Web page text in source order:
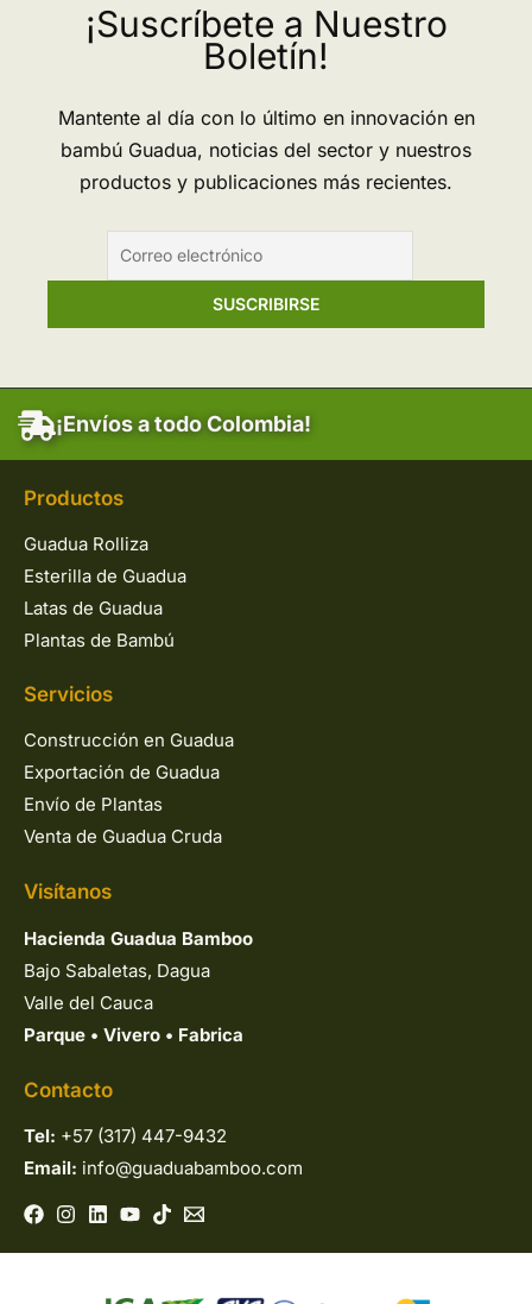
¡Suscríbete a Nuestro
Boletín!
Mantente al día con lo último en innovación en
bambú Guadua, noticias del sector y nuestros
productos y publicaciones más recientes.
¡Envíos a todo Colombia!
Productos
Guadua Rolliza
Esterilla de Guadua
Latas de Guadua
Plantas de Bambú
Servicios
Construcción en Guadua
Exportación de Guadua
Envío de Plantas
Venta de Guadua Cruda
Visítanos
Hacienda Guadua Bamboo
Bajo Sabaletas, Dagua
Valle del Cauca
Parque • Vivero • Fabrica
Contacto
Tel: +57 (317) 447-9432
Email: info@guaduabamboo.com